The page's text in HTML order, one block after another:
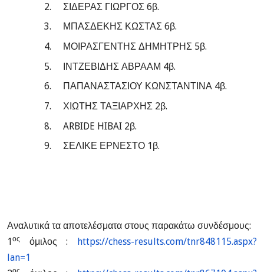
2. ΣΙΔΕΡΑΣ ΓΙΩΡΓΟΣ 6β.
3.
ΜΠΑΣΔΕΚΗΣ ΚΩΣΤΑΣ 6β.
4. ΜΟΙΡΑΣΓΕΝΤΗΣ ΔΗΜΗΤΡΗΣ 5β.
5. ΙΝΤΖΕΒΙΔΗΣ ΑΒΡΑΑΜ 4β.
6.
ΠΑΠΑΝΑΣΤΑΣΙΟΥ ΚΩΝΣΤΑΝΤΙΝΑ 4β.
7. ΧΙΩΤΗΣ ΤΑΞΙΑΡΧΗΣ 2β.
8. ARBIDE HIBAI 2β.
9. ΣΕΛΙΚΕ ΕΡΝΕΣΤΟ 1β.
Αναλυτικά τα αποτελέσματα στους παρακάτω συνδέσμους:
1 οςόμιλος :
https://chess-results.com/tnr848115.aspx?
lan=1